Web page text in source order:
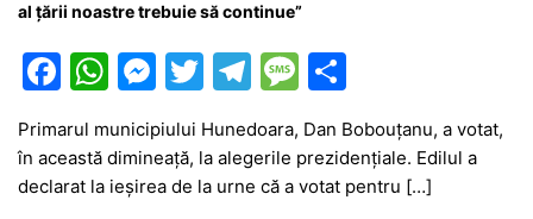
al ţării noastre trebuie să continue”
F
c
e
W
at
s
M
e
s
s
T
itt
er
T
e
gr
M
s
s
ta
je
Primarul municipiului Hunedoara, Dan Bobouțanu, a votat,
în această dimineață, la alegerile prezidențiale. Edilul a
declarat la ieșirea de la urne că a votat pentru […]